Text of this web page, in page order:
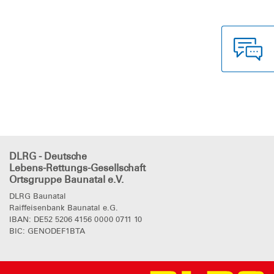
DLRG - Deutsche
Lebens-Rettungs-Gesellschaft
Ortsgruppe Baunatal e.V.
DLRG Baunatal
Raiffeisenbank Baunatal e.G.
IBAN: DE52 5206 4156 0000 0711 10
BIC: GENODEF1BTA